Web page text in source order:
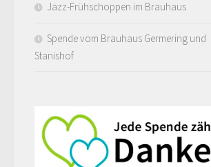
Jazz-Frühschoppen im Brauhaus
Spende vom Brauhaus Germering und
Stanishof